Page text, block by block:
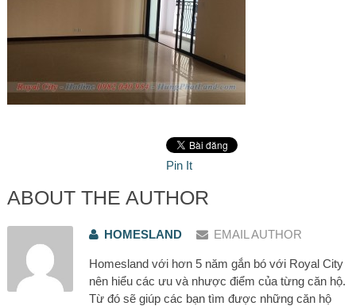
Pin It
ABOUT THE AUTHOR
HOMESLAND EMAIL AUTHOR
Homesland với hơn 5 năm gắn bó với Royal City
nên hiểu các ưu và nhược điểm của từng căn hộ.
Từ đó sẽ giúp các bạn tìm được những căn hộ